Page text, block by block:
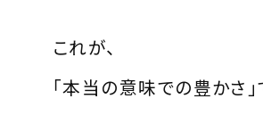
これが、
「本当の意味での豊かさ」